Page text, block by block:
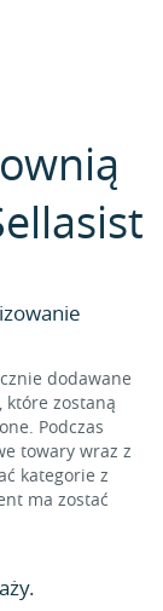
dodawane
zostaną
Podczas
towary wraz z
kategorie z
ma zostać